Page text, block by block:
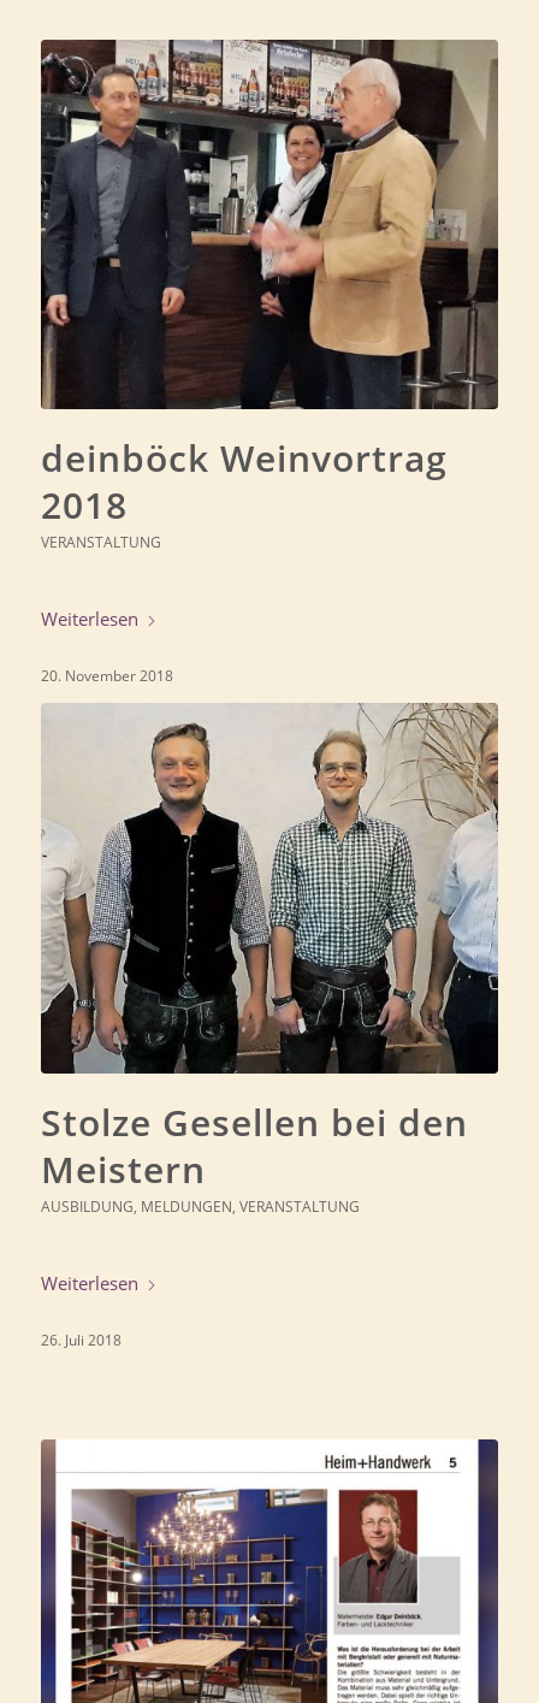
deinböck Weinvortrag
2018
VERANSTALTUNG
Weiterlesen
20. November 2018
Stolze Gesellen bei den
Meistern
AUSBILDUNG, MELDUNGEN, VERANSTALTUNG
Weiterlesen
26. Juli 2018